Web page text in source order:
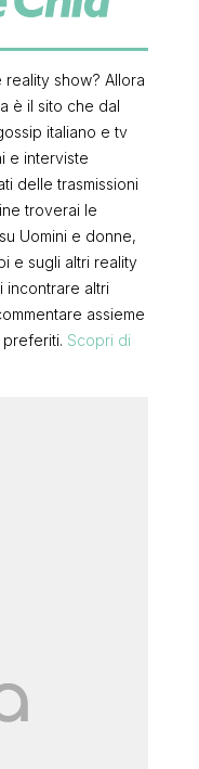
show? Allora
è il sito che dal
italiano e tv
e interviste
delle trasmissioni
troverai le
Uomini e donne,
e sugli altri reality
incontrare altri
assieme
Scopri di